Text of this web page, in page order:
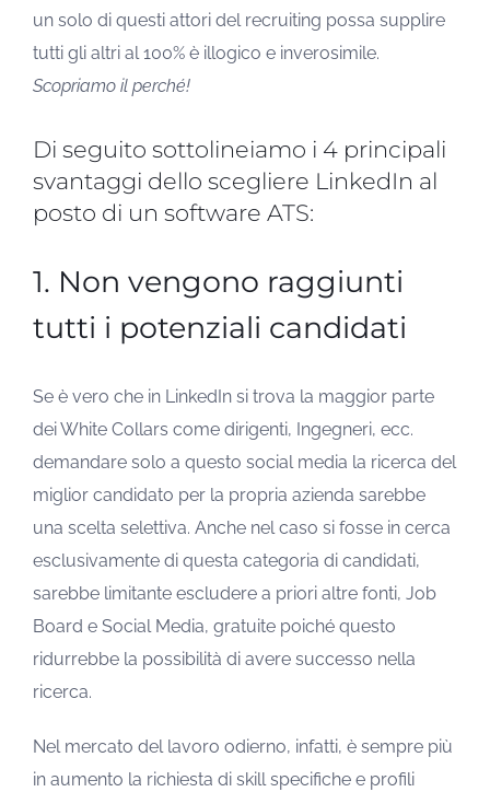
un solo di questi attori del recruiting possa supplire
tutti gli altri al 100% è illogico e inverosimile.
Scopriamo il perché!
Di seguito sottolineiamo i 4 principali
svantaggi dello scegliere LinkedIn al
posto di un software ATS:
1. Non vengono raggiunti
tutti i potenziali candidati
Se è vero che in LinkedIn si trova la maggior parte
dei White Collars come dirigenti, Ingegneri, ecc.
demandare solo a questo social media la ricerca del
miglior candidato per la propria azienda sarebbe
una scelta selettiva. Anche nel caso si fosse in cerca
esclusivamente di questa categoria di candidati,
sarebbe limitante escludere a priori altre fonti, Job
Board e Social Media, gratuite poiché questo
ridurrebbe la possibilità di avere successo nella
ricerca.
Nel mercato del lavoro odierno, infatti, è sempre più
in aumento la richiesta di skill specifiche e profili